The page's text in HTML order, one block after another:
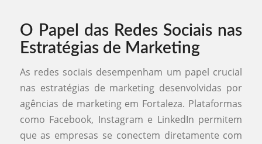
O Papel das Redes Sociais nas
Estratégias de Marketing
As redes sociais desempenham um papel crucial
nas estratégias de marketing desenvolvidas por
agências de marketing em Fortaleza. Plataformas
como Facebook, Instagram e LinkedIn permitem
que as empresas se conectem diretamente com